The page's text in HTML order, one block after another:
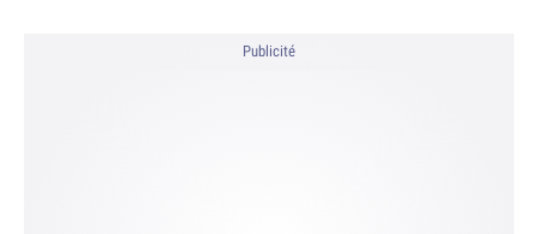
Publicité